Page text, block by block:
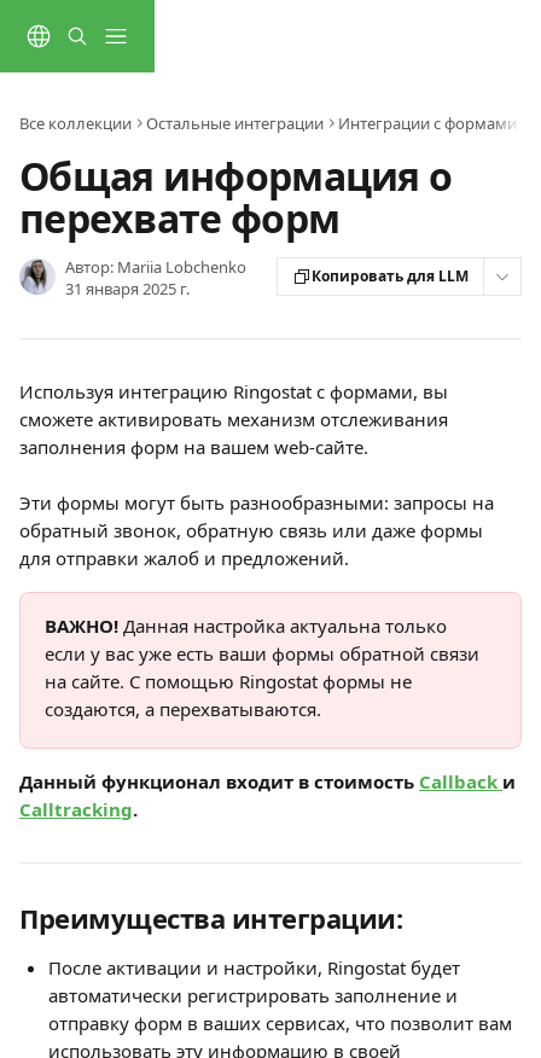
Все коллекции Остальные интеграции Интеграции с формами на
Общая информация о
перехвате форм
Автор: Mariia Lobchenko
31 января 2025 г.
Копировать для LLM
Используя интеграцию Ringostat с формами, вы
сможете активировать механизм отслеживания
заполнения форм на вашем web-сайте.
Эти формы могут быть разнообразными: запросы на
обратный звонок, обратную связь или даже формы
для отправки жалоб и предложений.
ВАЖНО! Данная настройка актуальна только
если у вас уже есть ваши формы обратной связи
на сайте. С помощью Ringostat формы не
создаются, а перехватываются.
Данный функционал входит в стоимость Callback и
Calltracking.
Преимущества интеграции:
После активации и настройки, Ringostat будет
автоматически регистрировать заполнение и
отправку форм в ваших сервисах, что позволит вам
использовать эту информацию в своей